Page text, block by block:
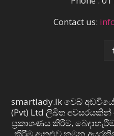
Contact us:
smartlady.lk වෙබ්
(Pvt) Ltd ලිඛිත
ප්‍රකාශණය කිරීම,